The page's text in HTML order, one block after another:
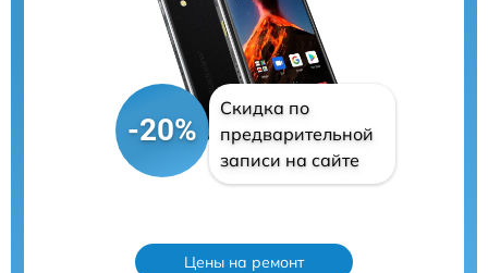
-20%
Скидка по
предварительной
записи на сайте
Цены на ремонт